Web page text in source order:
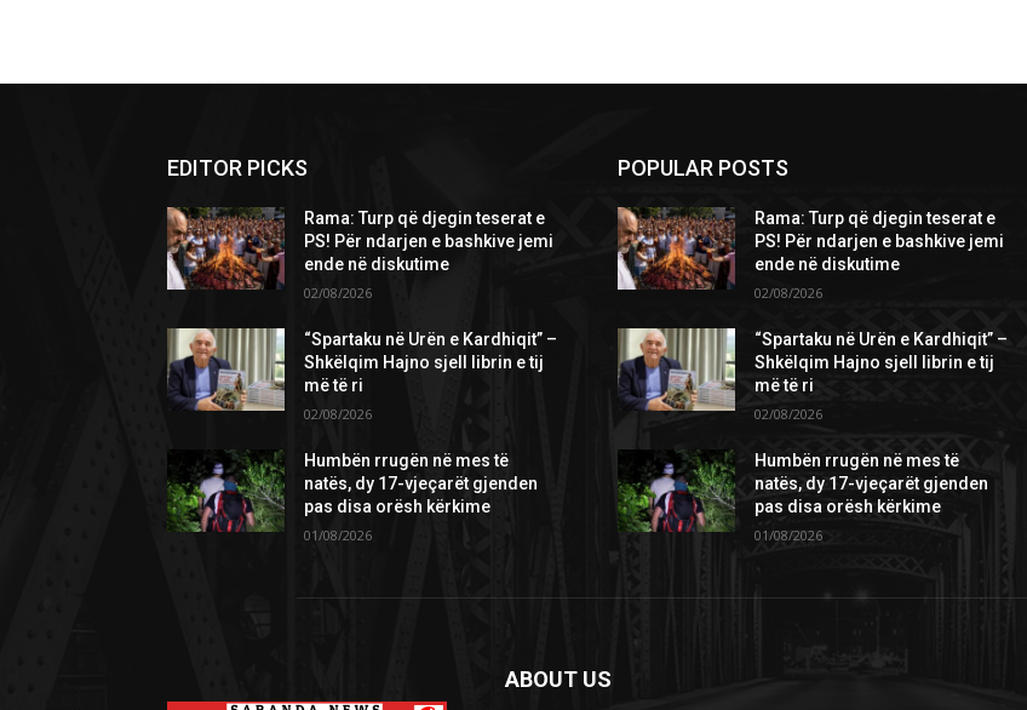
EDITOR PICKS
Rama: Turp që djegin teserat e
PS! Për ndarjen e bashkive jemi
ende në diskutime
02/08/2026
“Spartaku në Urën e Kardhiqit” –
Shkëlqim Hajno sjell librin e tij
më të ri
02/08/2026
Humbën rrugën në mes të
natës, dy 17-vjeçarët gjenden
pas disa orësh kërkime
01/08/2026
POPULAR POSTS
Rama: Turp që djegin teserat e
PS! Për ndarjen e bashkive jemi
ende në diskutime
02/08/2026
“Spartaku në Urën e Kardhiqit” –
Shkëlqim Hajno sjell librin e tij
më të ri
02/08/2026
Humbën rrugën në mes të
natës, dy 17-vjeçarët gjenden
pas disa orësh kërkime
01/08/2026
ABOUT US